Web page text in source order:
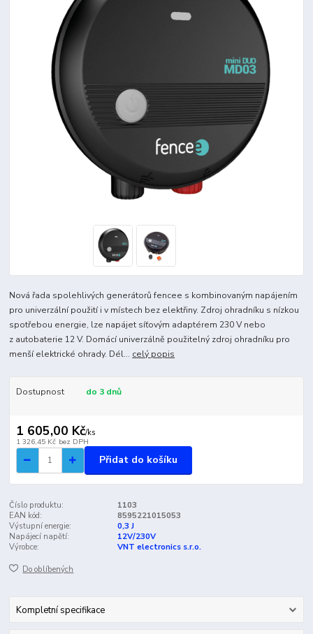
Nová řada spolehlivých generátorů fencee s kombinovaným napájením
pro univerzální použití i v místech bez elektřiny. Zdroj ohradníku s nízkou
spotřebou energie, lze napájet síťovým adaptérem 230 V nebo
z autobaterie 12 V. Domácí univerzálně použitelný zdroj ohradníku pro
menší elektrické ohrady. Dél... celý popis
Dostupnost do 3 dnů
1 605,00 Kč/ks
1 326,45 Kč bez DPH
Přidat do košíku
Číslo produktu:
1103
EAN kód:
8595221015053
Výstupní energie:
0,3 J
Napájecí napětí:
12V/230V
Výrobce:
VNT electronics s.r.o.
Do oblíbených
Kompletní specifikace